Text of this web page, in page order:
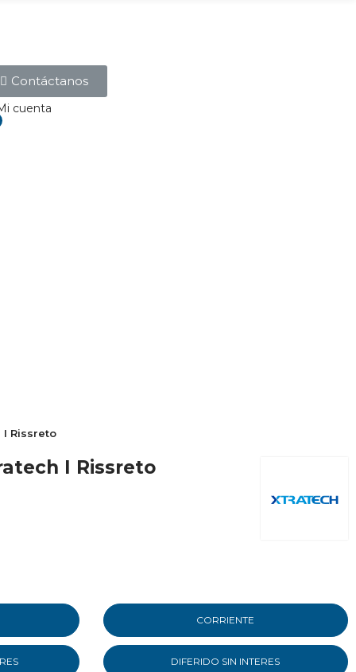
Contáctanos
cuenta
I Rissreto
I Rissreto
CORRIENTE
DIFERIDO SIN INTERES